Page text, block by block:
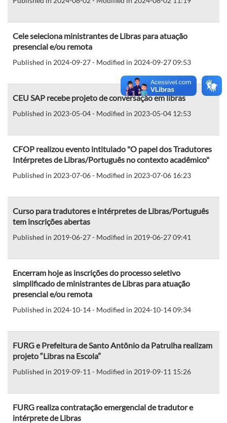
Cele seleciona ministrantes de Libras para atuação
presencial e/ou remota
Published in 2024-09-27 - Modified in 2024-09-27 09:53
CEU SAP recebe projeto de conversação em libras
Published in 2023-05-04 - Modified in 2023-05-04 12:53
CFOP realizou evento intitulado "O papel dos Tradutores
Intérpretes de Libras/Português no contexto acadêmico"
Published in 2023-07-06 - Modified in 2023-07-06 16:23
Curso para tradutores e intérpretes de Libras/Português
tem inscrições abertas
Published in 2019-06-27 - Modified in 2019-06-27 09:41
Encerram hoje as inscrições do processo seletivo
simplificado de ministrantes de Libras para atuação
presencial e/ou remota
Published in 2024-10-14 - Modified in 2024-10-14 09:34
FURG e Prefeitura de Santo Antônio da Patrulha realizam
projeto “Libras na Escola”
Published in 2019-09-11 - Modified in 2019-09-11 15:26
FURG realiza contratação emergencial de tradutor e
intérprete de Libras